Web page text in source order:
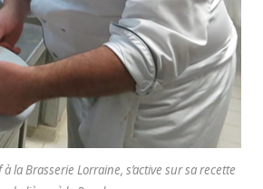
la Brasserie Lorraine, s’active sur sa recette